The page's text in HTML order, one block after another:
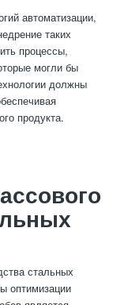
автоматизации,
таких
процессы,
могли бы
должны
продукта.
стальных
оптимизации